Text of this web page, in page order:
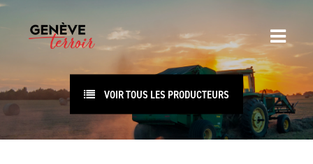
VOIR TOUS LES PRODUCTEURS